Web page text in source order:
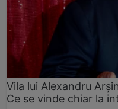
Vila lui Alexandru
Ce se vinde chiar la